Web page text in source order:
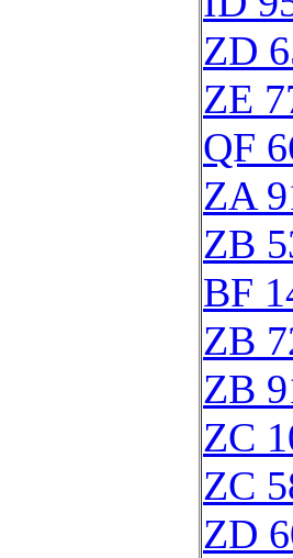
ZD
ZE
QF
ZA
ZB
BF
ZB
ZB
ZC
ZC
ZD